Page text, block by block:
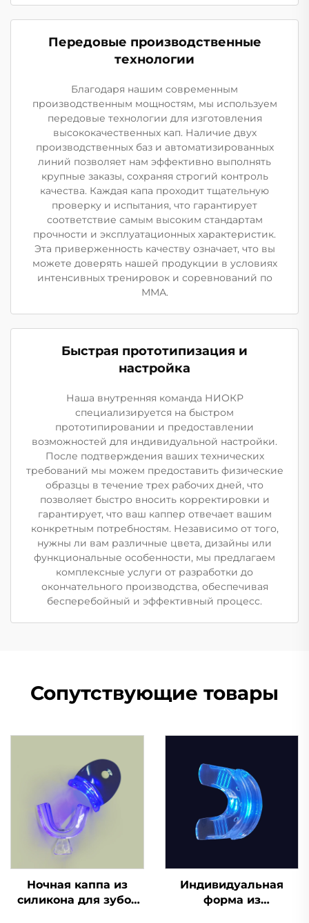
Передовые производственные
технологии
Благодаря нашим современным
производственным мощностям, мы используем
передовые технологии для изготовления
высококачественных кап. Наличие двух
производственных баз и автоматизированных
линий позволяет нам эффективно выполнять
крупные заказы, сохраняя строгий контроль
качества. Каждая капа проходит тщательную
проверку и испытания, что гарантирует
соответствие самым высоким стандартам
прочности и эксплуатационных характеристик.
Эта приверженность качеству означает, что вы
можете доверять нашей продукции в условиях
интенсивных тренировок и соревнований по
ММА.
Быстрая прототипизация и
настройка
Наша внутренняя команда НИОКР
специализируется на быстром
прототипировании и предоставлении
возможностей для индивидуальной настройки.
После подтверждения ваших технических
требований мы можем предоставить физические
образцы в течение трех рабочих дней, что
позволяет быстро вносить корректировки и
гарантирует, что ваш каппер отвечает вашим
конкретным потребностям. Независимо от того,
нужны ли вам различные цвета, дизайны или
функциональные особенности, мы предлагаем
комплексные услуги от разработки до
окончательного производства, обеспечивая
бесперебойный и эффективный процесс.
Сопутствующие товары
Ночная каппа из
силикона для зубов
Индивидуальная
форма из